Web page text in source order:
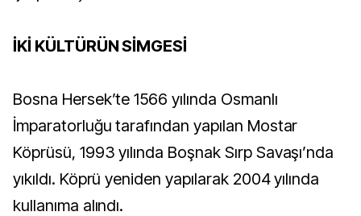
İKİ KÜLTÜRÜN SİMGESİ
Bosna Hersek’te 1566 yılında Osmanlı
İmparatorluğu tarafından yapılan Mostar
Köprüsü, 1993 yılında Boşnak Sırp Savaşı’nda
yıkıldı. Köprü yeniden yapılarak 2004 yılında
kullanıma alındı.